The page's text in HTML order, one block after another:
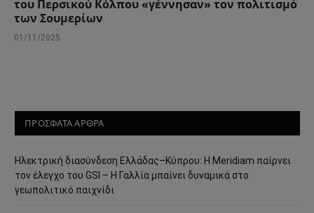
του Περσικού Κόλπου «γέννησαν» τον πολιτισμό
των Σουμερίων
01/11/2025
ΠΡΟΣΦΑΤΑ ΑΡΘΡΑ
Ηλεκτρική διασύνδεση Ελλάδας–Κύπρου: Η Meridiam παίρνει
τον έλεγχο του GSI – Η Γαλλία μπαίνει δυναμικά στο
γεωπολιτικό παιχνίδι